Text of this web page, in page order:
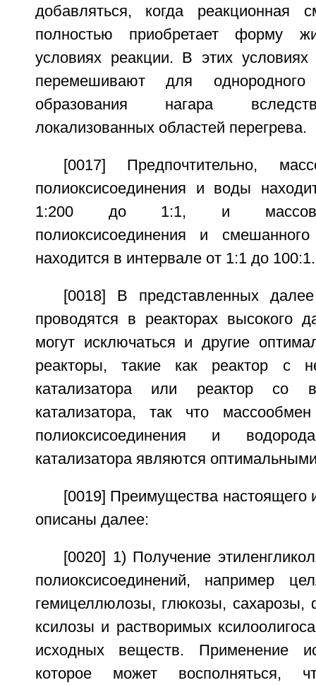
добавляться, когда реакционная
полностью приобретает форму
условиях реакции. В этих
перемешивают для однородного
образования нагара
локализованных областей перегрева.
[0017] Предпочтительно,
полиоксисоединения и воды
1:200 до 1:1, и
полиоксисоединения и
находится в интервале от 1:1 до 100:1.
[0018] В представленных
проводятся в реакторах высокого
могут исключаться и другие
реакторы, такие как реактор с
катализатора или реактор со
катализатора, так что
полиоксисоединения и
катализатора являются
[0019] Преимущества настоящего
описаны далее:
[0020] 1) Получение
полиоксисоединений, например
гемицеллюлозы, глюкозы, сахарозы,
ксилозы и растворимых
исходных веществ. Применение
которое может восполняться,